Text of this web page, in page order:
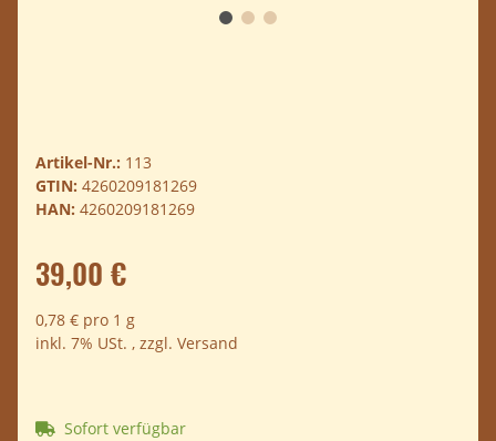
Artikel-Nr.: 113
GTIN: 4260209181269
HAN: 4260209181269
39,00 €
0,78 € pro 1 g
inkl. 7% USt. , zzgl. Versand
Sofort verfügbar